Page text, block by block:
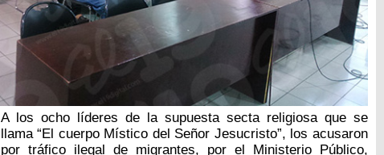
A los ocho líderes de la supuesta secta religiosa que se
llama “El cuerpo Místico del Señor Jesucristo”, los acusaron
por tráfico ilegal de migrantes, por el Ministerio Público,